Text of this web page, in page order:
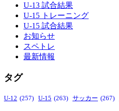
U-13 試合結果
U-15 トレーニング
U-15 試合結果
お知らせ
スペトレ
最新情報
タグ
U-12 (257) U-15 (263) サッカー (267)